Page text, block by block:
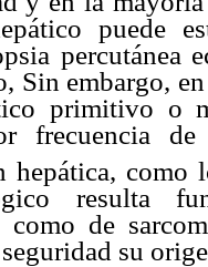
puede
percutánea
Sin embargo,
primitivo o
frecuencia
hepática, como
resulta
como de
su